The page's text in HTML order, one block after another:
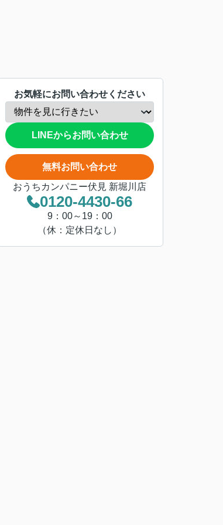
お気軽にお問い合わせください
LINEからお問い合わせ
無料お問い合わせ
おうちカンパニー伏見 新堀川店
0120-4430-66
9：00～19：00
（休：定休日なし）